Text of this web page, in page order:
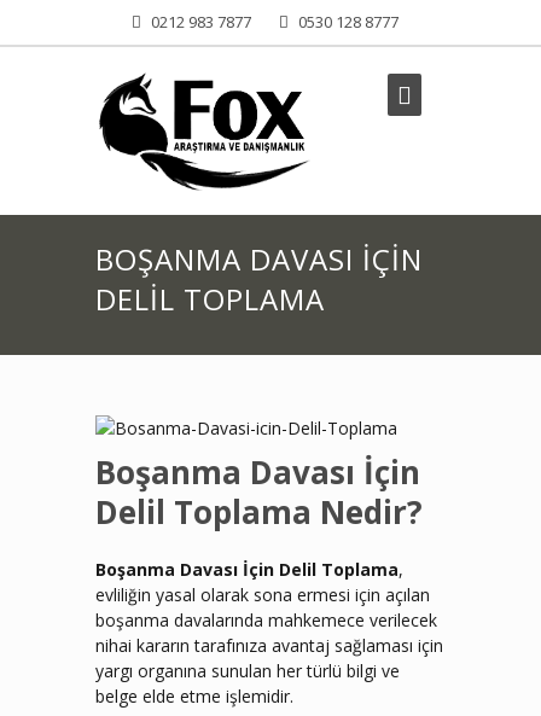
0212 983 7877 0530 128 8777
BOŞANMA DAVASI İÇIN
DELIL TOPLAMA
Boşanma Davası İçin
Delil Toplama Nedir?
Boşanma Davası İçin Delil Toplama,
evliliğin yasal olarak sona ermesi için açılan
boşanma davalarında mahkemece verilecek
nihai kararın tarafınıza avantaj sağlaması için
yargı organına sunulan her türlü bilgi ve
belge elde etme işlemidir.